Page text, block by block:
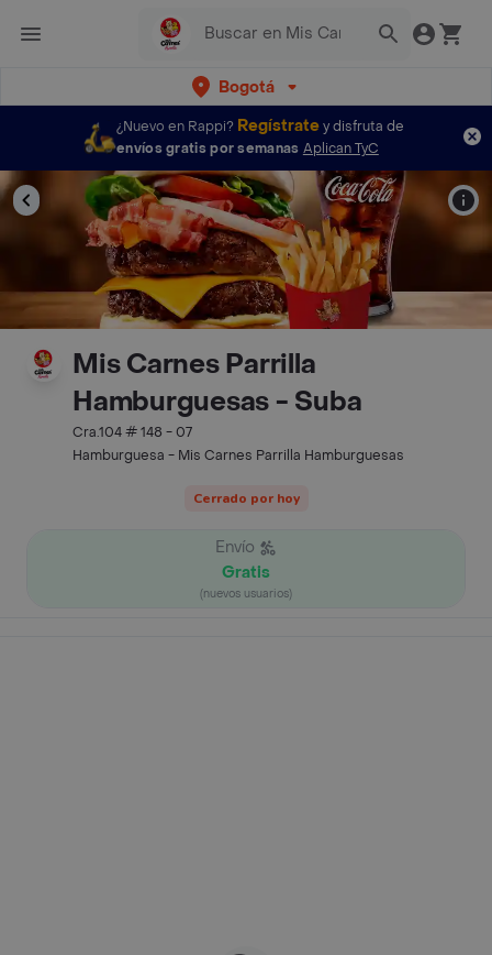
Bogotá
¿Nuevo en Rappi? Regístratey disfruta de
envíos gratis por semanas Aplican TyC
Mis Carnes Parrilla
Hamburguesas - Suba
Cra.104 # 148 - 07
Hamburguesa - Mis Carnes Parrilla Hamburguesas
Cerrado por hoy
Envío
Gratis
(nuevos usuarios)